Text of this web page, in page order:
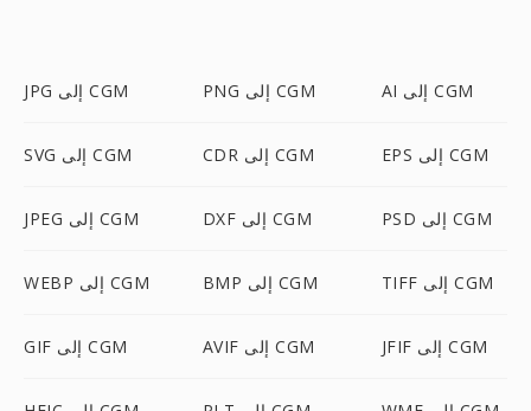
JPG إلى CGM PNG إلى CGM AI إلى CGM
SVG إلى CGM CDR إلى CGM EPS إلى CGM
JPEG إلى CGM DXF إلى CGM PSD إلى CGM
WEBP إلى CGM BMP إلى CGM TIFF إلى CGM
GIF إلى CGM AVIF إلى CGM JFIF إلى CGM